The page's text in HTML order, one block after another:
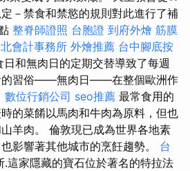
－禁食和禁慾的規則對此進行了補
整脊師證照 台胞證 到府外燴 筋膜
會計事務所 外燴推薦 台中腳底按
日和無肉日的定期交替導致了每週
的習俗——無肉日——在整個歐洲作
數位行銷公司 seo推薦 最常食用的
的菜餚以馬肉和牛肉為原料，但也
羊肉。 倫敦現已成為世界各地素
影響著其他城市的烹飪趨勢。 台
.這家隱藏的寶石位於著名的特拉法